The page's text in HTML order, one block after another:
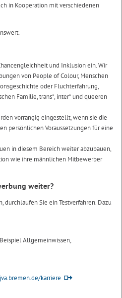
in Kooperation mit verschiedenen
und Inklusion ein. Wir
von People of Colour, Menschen
oder Fluchterfahrung,
Familie, trans*, inter* und queeren
vorrangig eingestellt, wenn sie die
persönlichen Voraussetzungen für eine
in diesem Bereich weiter abzubauen,
wie ihre männlichen Mitbewerber
weiter?
durchlaufen Sie ein Testverfahren. Dazu
Allgemeinwissen,
karriere